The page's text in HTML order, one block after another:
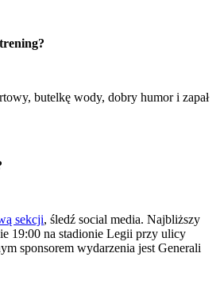
butelkę wody, dobry humor i zapał
sekcji, śledź social media. Najbliższy
19:00 na stadionie Legii przy ulicy
sponsorem wydarzenia jest Generali